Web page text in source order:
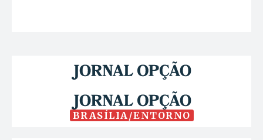
BRASÍLIA/ENTORNO